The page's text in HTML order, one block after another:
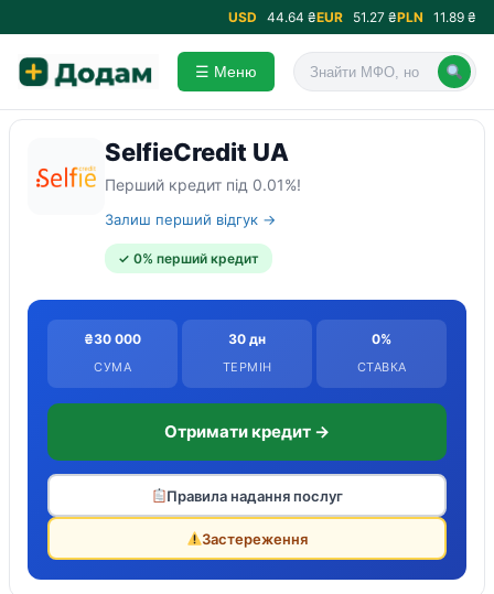
USD 44.64 ₴EUR 51.27 ₴PLN 11.89 ₴
☰ Меню
SelfieCredit UA
Перший кредит під 0.01%!
Залиш перший відгук →
✓ 0% перший кредит
₴30 000
СУМА
30 дн
ТЕРМІН
0%
СТАВКА
Отримати кредит →
Правила надання послуг
Застереження